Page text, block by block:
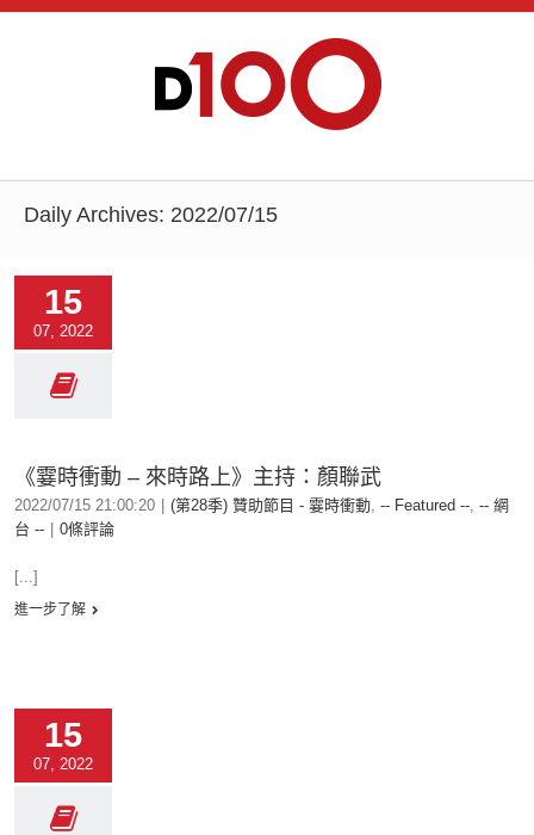
Daily Archives: 2022/07/15
15
07, 2022
《霎時衝動 – 來時路上》主持：顏聯武
2022/07/15 21:00:20 (第28季) 贊助節目 - 霎時衝動, -- Featured --, -- 網
台 --
0條評論
[...]
進一步了解
15
07, 2022